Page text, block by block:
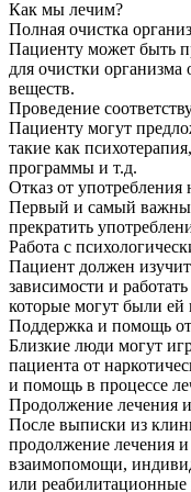
Как мы лечим?
Полная очистка
Пациенту может быть
для очистки
веществ.
Проведение
Пациенту могут
такие как
программы и т.д.
Отказ от употребления
Первый и самый
прекратить
Работа с
Пациент должен
зависимости и
которые могут были ей
Поддержка и помощь
Близкие люди могут
пациента от
и помощь в процессе
Продолжение лечения
После выписки из
продолжение лечения
взаимопомощи,
или